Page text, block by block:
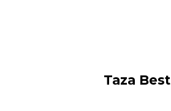
Taza Best